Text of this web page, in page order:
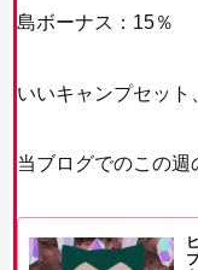
島ボーナス：15％
いいキャンプセット
当ブログでのこの週